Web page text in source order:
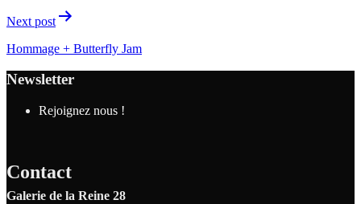
Next post
Hommage + Butterfly Jam
Newsletter
Rejoignez nous !
Contact
Galerie de la Reine 28